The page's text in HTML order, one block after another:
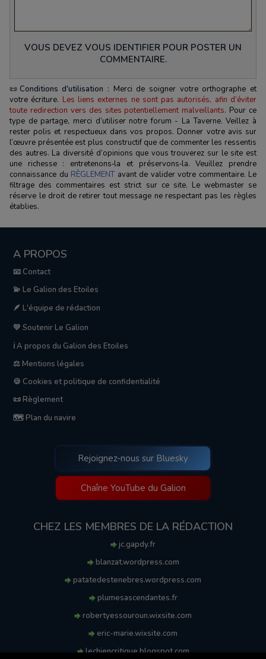
VOUS DEVEZ VOUS IDENTIFIER POUR POSTER UN
COMMENTAIRE.
📜 Conditions d'utilisation : Merci de soigner votre orthographe et
votre écriture. Les liens externes ne sont pas autorisés, afin d’éviter
toute redirection vers des sites potentiellement malveillants. Pour ce
type de partage, merci d’utiliser notre forum - La Taverne. Veillez à
rester polis et respectueux dans vos propos. Donner votre avis sur
l’œuvre présentée est plus constructif que de commenter les ressentis
des autres. La diversité d’opinions que vous trouverez sur le site est
une richesse : entretenons‑la et préservons‑la. Veuillez prendre
connaissance du RÈGLEMENT avant de valider votre commentaire. Le
filtrage des commentaires est strict sur ce site. Le webmaster se
réserve le droit de retirer tout message ne respectant pas les règles
établies.
A PROPOS
📧 Contact
💫 Le Galion des Etoiles
🪶 L'équipe de rédaction
💛 Soutenir Le Galion
ℹ️ A propos du Galion des Etoiles
⚖️ Mentions légales
🍪 Cookies et politique de confidentialité
📜 Règlement
🗺️ Plan du navire
Rejoignez-nous sur Bluesky
Chaîne YouTube du Galion
CHEZ LES MEMBRES DE LA RÉDACTION
jc.gapdy.fr
blanzat.wordpress.com
patatedestenebres.wordpress.com
plumesascendantes.fr
robertyessouroun.wixsite.com
eric-marie.wixsite.com
lechiencritique.blogspot.com